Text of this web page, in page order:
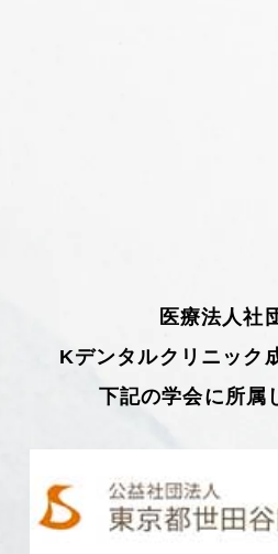
医療法人社
Kデンタルクリニック
下記の学会に所属